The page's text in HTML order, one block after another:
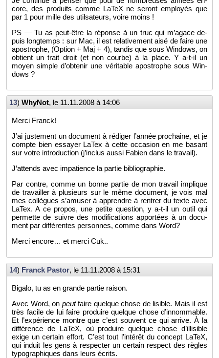
core, des pro­duits comme LaTeX ne se­ront em­ployés que
par 1 pour mille des util­sa­teurs, voire moins !
PS — Tu as peut-être la ré­ponse à un truc qui m’agace de­
puis long­temps : sur Mac, il est re­la­ti­ve­ment aisé de faire une
apos­trophe, (Op­tion + Maj + 4), tan­dis que sous Win­dows, on
ob­tient un trait droit (et non courbe) à la place. Y a-t-il un
moyen simple d’ob­te­nir une vé­ri­table apos­trophe sous Win­
dows ?
13) Why­Not, le 11.11.2008 à 14:06
Merci Franck!
J’ai jus­te­ment un do­cu­ment à ré­di­ger l’an­née pro­chaine, et je
compte bien es­sayer LaTex à cette oc­ca­sion en me ba­sant
sur votre in­tro­duc­tion (j’in­clus aussi Fa­bien dans le tra­vail).
J’at­tends avec im­pa­tience la par­tie bi­blio­gra­phie.
Par contre, comme un bonne par­tie de mon tra­vail im­plique
de tra­vailler à plu­sieurs sur le même do­cu­ment, je vois mal
mes col­lègues s’amu­ser à ap­prendre à ren­trer du texte avec
LaTex. A ce pro­pos, une pe­tite ques­tion, y a-t-il un outil qui
per­mette de suivre des mo­di­fi­ca­tions ap­por­tées à un do­cu­
ment par dif­fé­rentes per­sonnes, comme dans Word?
Merci en­core… et merci Cuk..
14) Franck Pas­tor, le 11.11.2008 à 15:31
Bi­galo, tu as en grande par­tie rai­son.
Avec Word, on peutfaire quelque chose de li­sible. Mais il est
très fa­cile de lui faire pro­duire quelque chose d’in­nom­mable.
Et l’ex­pé­rience montre que c’est sou­vent ce qui ar­rive. À la
dif­fé­rence de LaTeX, où pro­duire quelque chose d’illi­sible
exige un cer­tain ef­fort. C’est tout l’in­té­rêt du concept LaTeX,
qui in­duit les gens à res­pec­ter un cer­tain res­pect des règles
ty­po­gra­phiques dans leurs écrits.